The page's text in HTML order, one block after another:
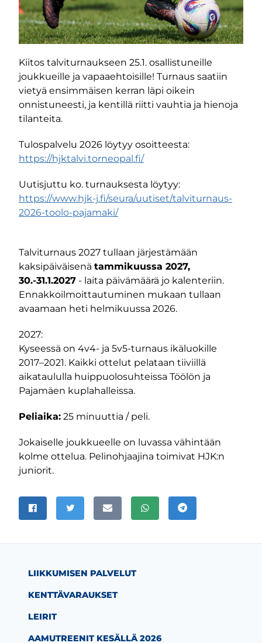
Kiitos talviturnaukseen 25.1. osallistuneille
joukkueille ja vapaaehtoisille! Turnaus saatiin
vietyä ensimmäisen kerran läpi oikein
onnistuneesti, ja kentillä riitti vauhtia ja hienoja
tilanteita.
Tulospalvelu 2026 löytyy osoitteesta:
https://hjktalvi.torneopal.fi/
Uutisjuttu ko. turnauksesta löytyy:
https://www.hjk-j.fi/seura/uutiset/talviturnaus-
2026-toolo-pajamaki/
Talviturnaus 2027 tullaan järjestämään
kaksipäiväisenä tammikuussa 2027,
30.-31.1.2027 - laita päivämäärä jo kalenteriin.
Ennakkoilmoittautuminen mukaan tullaan
avaamaan heti helmikuussa 2026.
2027:
Kyseessä on 4v4- ja 5v5-turnaus ikäluokille
2017–2021. Kaikki ottelut pelataan tiiviillä
aikataululla huippuolosuhteissa Töölön ja
Pajamäen kuplahalleissa.
Peliaika: 25 minuuttia / peli.
Jokaiselle joukkueelle on luvassa vähintään
kolme ottelua. Pelinohjaajina toimivat HJK:n
juniorit.
JAA SIVU
Jaa Facebookissa
Jaa TwitterissäJaa sähköpostitse
Jaa WhatsAppissa
Jaa Telegramissa
LIIKKUMISEN PALVELUT
KENTTÄVARAUKSET
LEIRIT
AAMUTREENIT KESÄLLÄ 2026
sivu
kanava